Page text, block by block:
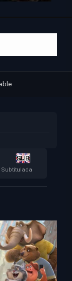
Subtitulada